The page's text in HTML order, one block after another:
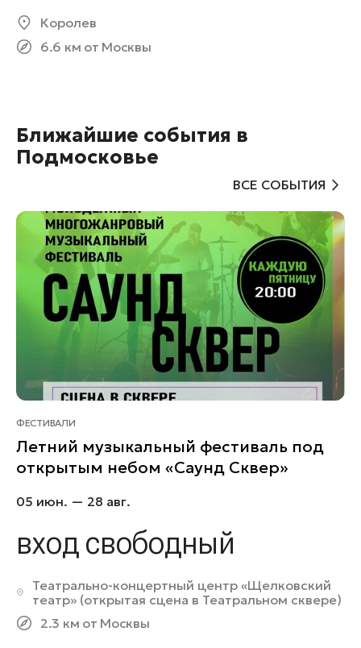
Королев
6.6 км от Москвы
Ближайшие события в
Подмосковье
ВСЕ СОБЫТИЯ
ФЕСТИВАЛИ
Летний музыкальный фестиваль под
открытым небом «Саунд Сквер»
05 июн. — 28 авг.
вход свободный
Театрально-концертный центр «Щелковский
театр» (открытая сцена в Театральном сквере)
2.3 км от Москвы